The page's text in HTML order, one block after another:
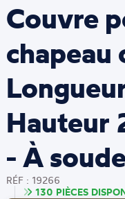
Couvre
chapeau
Hauteur
- À
RÉF : 19266
130 PIÈCES